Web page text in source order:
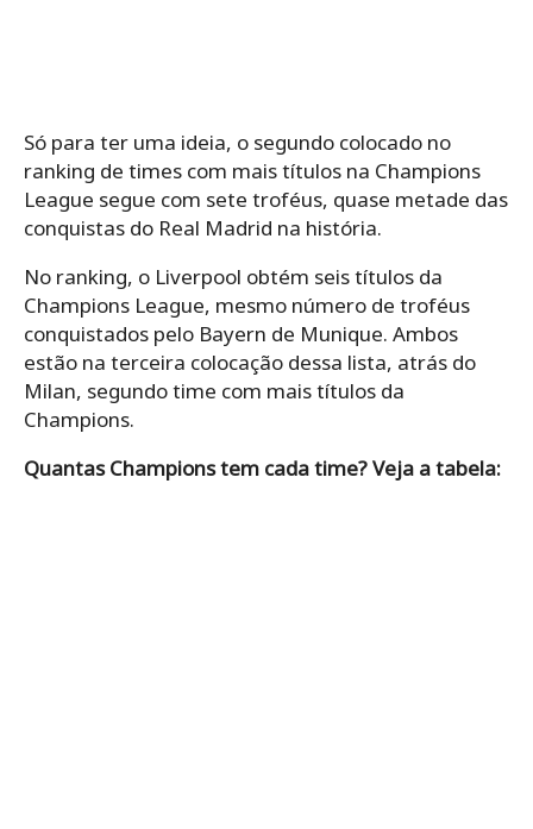
Só para ter uma ideia, o segundo colocado no
ranking de times com mais títulos na Champions
League segue com sete troféus, quase metade das
conquistas do Real Madrid na história.
No ranking, o Liverpool obtém seis títulos da
Champions League, mesmo número de troféus
conquistados pelo Bayern de Munique. Ambos
estão na terceira colocação dessa lista, atrás do
Milan, segundo time com mais títulos da
Champions.
Quantas Champions tem cada time? Veja a tabela: